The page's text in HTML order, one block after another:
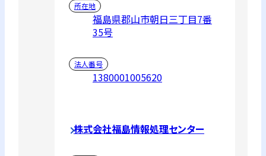
所在地
福島県郡山市朝日三丁目7番
35号
法人番号
1380001005620
株式会社福島情報処理センター